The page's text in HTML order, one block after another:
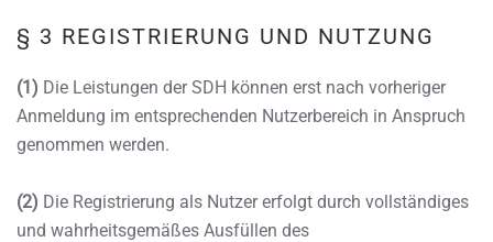
§ 3 REGISTRIERUNG UND NUTZUNG
(1) Die Leistungen der SDH können erst nach vorheriger
Anmeldung im entsprechenden Nutzerbereich in Anspruch
genommen werden.
(2) Die Registrierung als Nutzer erfolgt durch vollständiges
und wahrheitsgemäßes Ausfüllen des